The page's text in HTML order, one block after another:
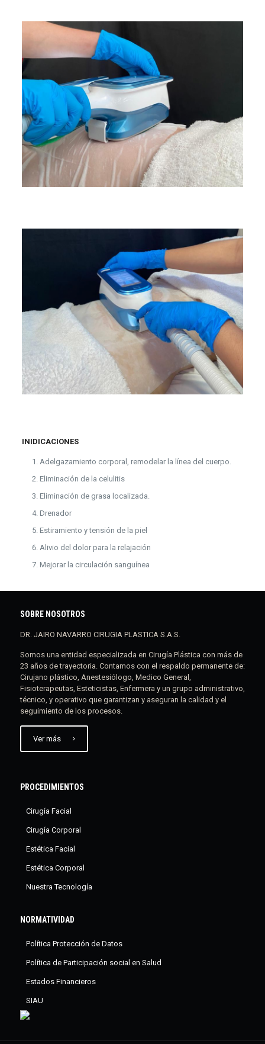
INIDICACIONES
Adelgazamiento corporal, remodelar la línea del cuerpo.
Eliminación de la celulitis
Eliminación de grasa localizada.
Drenador
Estiramiento y tensión de la piel
Alivio del dolor para la relajación
Mejorar la circulación sanguínea
SOBRE NOSOTROS
DR. JAIRO NAVARRO CIRUGIA PLASTICA S.A.S.
Somos una entidad especializada en Cirugía Plástica con más de
23 años de trayectoria. Contamos con el respaldo permanente de:
Cirujano plástico, Anestesiólogo, Medico General,
Fisioterapeutas, Esteticistas, Enfermera y un grupo administrativo,
técnico, y operativo que garantizan y aseguran la calidad y el
seguimiento de los procesos.
Ver más
PROCEDIMIENTOS
Cirugía Facial
Cirugía Corporal
Estética Facial
Estética Corporal
Nuestra Tecnología
NORMATIVIDAD
Política Protección de Datos
Política de Participación social en Salud
Estados Financieros
SIAU